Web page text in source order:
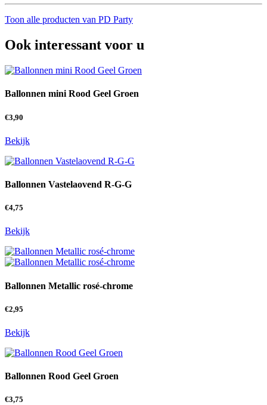
Toon alle producten van PD Party
Ook interessant voor u
Ballonnen mini Rood Geel Groen
€3,90
Bekijk
Ballonnen Vastelaovend R-G-G
€4,75
Bekijk
Ballonnen Metallic rosé-chrome
€2,95
Bekijk
Ballonnen Rood Geel Groen
€3,75